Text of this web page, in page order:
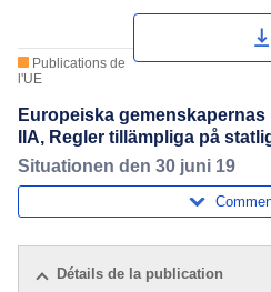
Publications de
l'UE
Europeiska
IIA, Regler tillämpliga på
Situationen den 30 juni 19
Détails de la publication